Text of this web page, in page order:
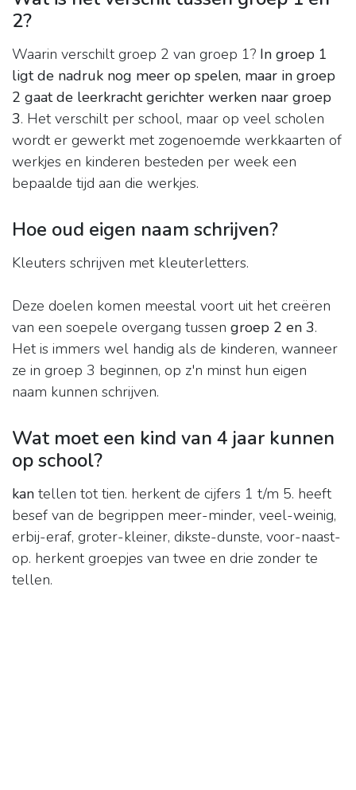
2?
Waarin verschilt groep 2 van groep 1? In groep 1
ligt de nadruk nog meer op spelen, maar in groep
2 gaat de leerkracht gerichter werken naar groep
3. Het verschilt per school, maar op veel scholen
wordt er gewerkt met zogenoemde werkkaarten of
werkjes en kinderen besteden per week een
bepaalde tijd aan die werkjes.
Hoe oud eigen naam schrijven?
Kleuters schrijven met kleuterletters.
Deze doelen komen meestal voort uit het creëren
van een soepele overgang tussen groep 2 en 3.
Het is immers wel handig als de kinderen, wanneer
ze in groep 3 beginnen, op z'n minst hun eigen
naam kunnen schrijven.
Wat moet een kind van 4 jaar kunnen
op school?
kan tellen tot tien. herkent de cijfers 1 t/m 5. heeft
besef van de begrippen meer-minder, veel-weinig,
erbij-eraf, groter-kleiner, dikste-dunste, voor-naast-
op. herkent groepjes van twee en drie zonder te
tellen.